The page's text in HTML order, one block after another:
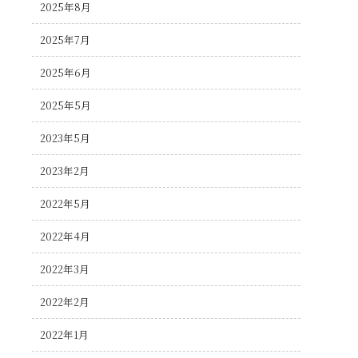
2025年8月
2025年7月
2025年6月
2025年5月
2023年5月
2023年2月
2022年5月
2022年4月
2022年3月
2022年2月
2022年1月